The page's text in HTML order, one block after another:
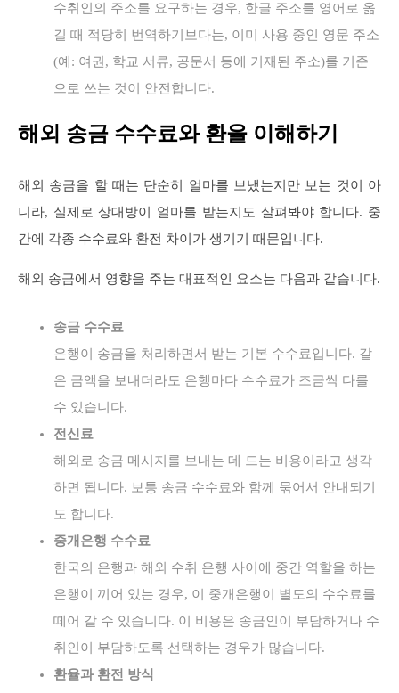
수취인의 주소를 요구하는 경우, 한글 주소를 영어로 옮
길 때 적당히 번역하기보다는, 이미 사용 중인 영문 주소
(예: 여권, 학교 서류, 공문서 등에 기재된 주소)를 기준
으로 쓰는 것이 안전합니다.
해외 송금 수수료와 환율 이해하기
해외 송금을 할 때는 단순히 얼마를 보냈는지만 보는 것이 아
니라, 실제로 상대방이 얼마를 받는지도 살펴봐야 합니다. 중
간에 각종 수수료와 환전 차이가 생기기 때문입니다.
해외 송금에서 영향을 주는 대표적인 요소는 다음과 같습니다.
송금 수수료
은행이 송금을 처리하면서 받는 기본 수수료입니다. 같
은 금액을 보내더라도 은행마다 수수료가 조금씩 다를
수 있습니다.
전신료
해외로 송금 메시지를 보내는 데 드는 비용이라고 생각
하면 됩니다. 보통 송금 수수료와 함께 묶어서 안내되기
도 합니다.
중개은행 수수료
한국의 은행과 해외 수취 은행 사이에 중간 역할을 하는
은행이 끼어 있는 경우, 이 중개은행이 별도의 수수료를
떼어 갈 수 있습니다. 이 비용은 송금인이 부담하거나 수
취인이 부담하도록 선택하는 경우가 많습니다.
환율과 환전 방식